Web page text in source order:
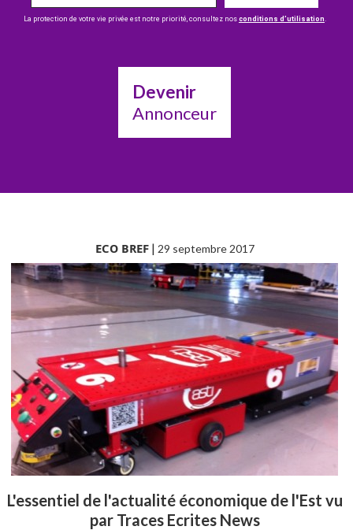
La protection de votre vie privée est notre priorité, consultez nos conditions d’utilisation
Devenir
Annonceur
ECO BREF| 29 septembre 2017
L'essentiel de l'actualité économique de l'Est vu
par Traces Ecrites News